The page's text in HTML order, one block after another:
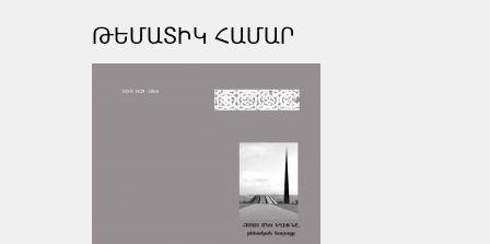
ԹԵՄԱՏԻԿ ՀԱՄԱՐ